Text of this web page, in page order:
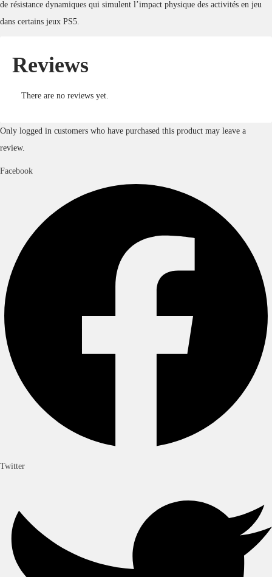
de résistance dynamiques qui simulent l’impact physique des activités en jeu
dans certains jeux PS5.
Reviews
There are no reviews yet.
Only logged in customers who have purchased this product may leave a
review.
Facebook
Twitter